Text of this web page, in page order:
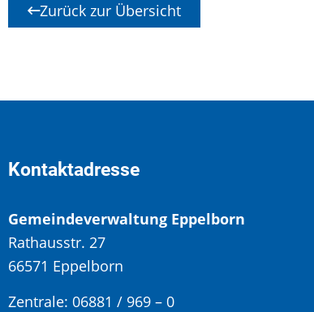
Zurück zur Übersicht
Kontaktadresse
Gemeindeverwaltung Eppelborn
Rathausstr. 27
66571 Eppelborn
Zentrale: 06881 / 969 – 0